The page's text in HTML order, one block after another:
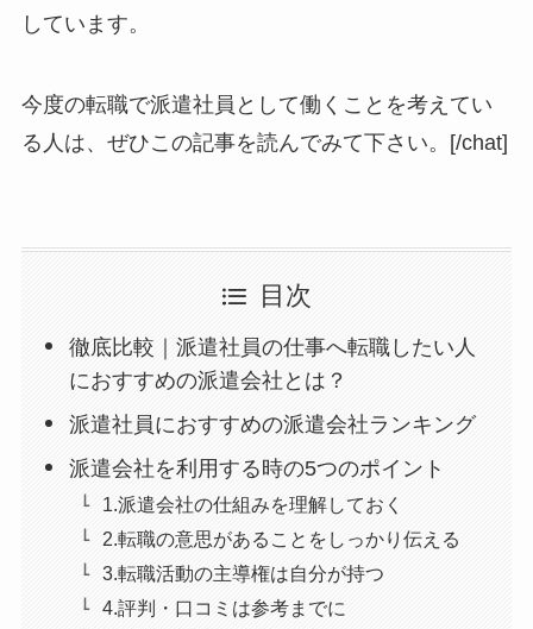
しています。
今度の転職で派遣社員として働くことを考えてい
る人は、ぜひこの記事を読んでみて下さい。[/chat]
目次
徹底比較｜派遣社員の仕事へ転職したい人
におすすめの派遣会社とは？
派遣社員におすすめの派遣会社ランキング
派遣会社を利用する時の5つのポイント
1.派遣会社の仕組みを理解しておく
2.転職の意思があることをしっかり伝える
3.転職活動の主導権は自分が持つ
4.評判・口コミは参考までに